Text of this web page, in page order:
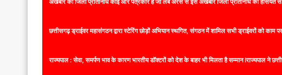
छत्तीसगढ़ ड्राईवर महासंगठन द्वारा स्टेरिंग छोड़ों अभियान स्थगित, संगठन में शामिल सभी ड्राईवरों को काम
राज्यपाल : सेवा, समर्पण भाव के कारण भारतीय डॉक्टरों को देश के बाहर भी मिलता है सम्मान lराज्यपाल ने